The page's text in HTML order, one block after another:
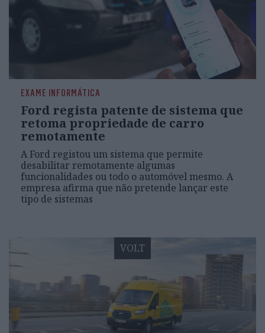
EXAME INFORMÁTICA
Ford regista patente de sistema que
retoma propriedade de carro
remotamente
A Ford registou um sistema que permite
desabilitar remotamente algumas
funcionalidades ou todo o automóvel mesmo. A
empresa afirma que não pretende lançar este
tipo de sistemas
VOLT